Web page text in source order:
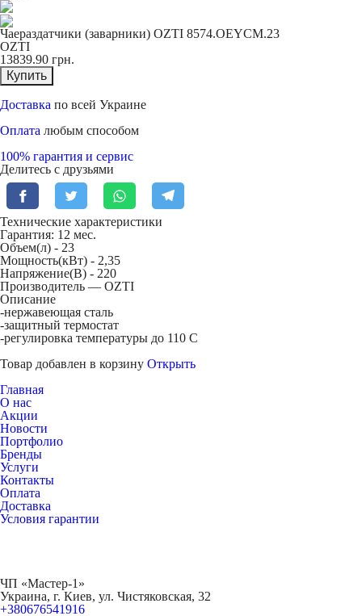
Чаераздатчики (заварники) OZTI 8574.OEYCM.23
OZTI
13839.90 грн.
Купить
Доставка по всей Украине
Оплата любым способом
100% гарантия и сервис
Делитесь с друзьями
Технические характеристики
Гарантия: 12 мес.
Объем(л) - 23
Мощность(кВт) - 2,35
Напряжение(В) - 220
Производитель — OZTI
Описание
-нержавеющая сталь
-защитный термостат
-регулировка температуры до 110 С
Товар добавлен в корзину Открыть
Главная
О нас
Акции
Новости
Портфолио
Бренды
Услуги
Контакты
Оплата
Доставка
Условия гарантии
ЧП «Мастер-1»
Украина, г. Киев, ул. Чистяковская, 32
+380676541916